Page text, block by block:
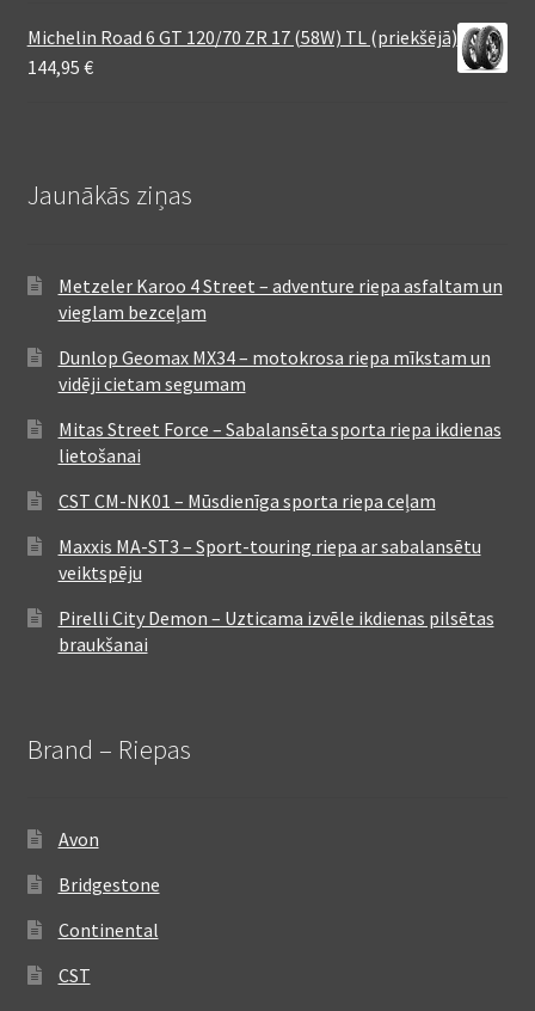
Michelin Road 6 GT 120/70 ZR 17 (58W) TL (priekšējā)
144,95 €
Jaunākās ziņas
Metzeler Karoo 4 Street – adventure riepa asfaltam un
vieglam bezceļam
Dunlop Geomax MX34 – motokrosa riepa mīkstam un
vidēji cietam segumam
Mitas Street Force – Sabalansēta sporta riepa ikdienas
lietošanai
CST CM-NK01 – Mūsdienīga sporta riepa ceļam
Maxxis MA-ST3 – Sport-touring riepa ar sabalansētu
veiktspēju
Pirelli City Demon – Uzticama izvēle ikdienas pilsētas
braukšanai
Brand – Riepas
Avon
Bridgestone
Continental
CST